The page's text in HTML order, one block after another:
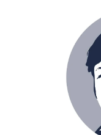
ตั้งแต่กลางกรกฎาคม 2565 และซ้อนวิกฤตเศ
พานพบเนื่องจากปัญ
ตั้งแต่ 14 กุมภาพันธ์